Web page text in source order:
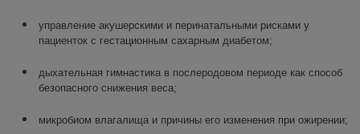
управление акушерскими и перинатальными рисками у
пациенток с гестационным сахарным диабетом;
дыхательная гимнастика в послеродовом периоде как способ
безопасного снижения веса;
микробиом влагалища и причины его изменения при ожирении;